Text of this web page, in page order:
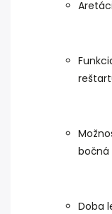
bočná
Doba